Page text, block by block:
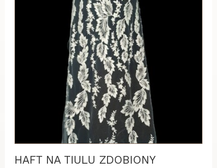
HAFT NA TIULU ZDOBIONY